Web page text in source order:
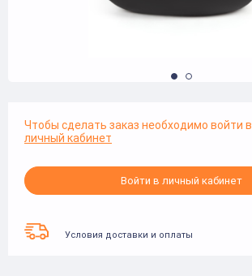
Чтобы сделать заказ необходимо войти в
личный кабинет
Войти в личный кабинет
Условия доставки и оплаты